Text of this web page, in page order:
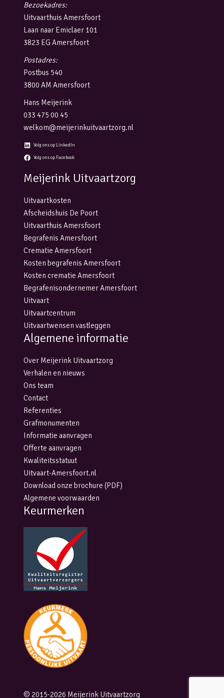
Bezoekadres:
Uitvaarthuis Amersfoort
Laan naar Emiclaer 101
3823 EG Amersfoort
Postadres:
Postbus 540
3800 AM Amersfoort
Hans Meijerink
033 475 00 45
welkom@meijerinkuitvaartzorg.nl
Volg ons op LinkedIn
Volg ons op Facebook
Meijerink Uitvaartzorg
Uitvaartkosten
Afscheidshuis De Poort
Uitvaarthuis Amersfoort
Begrafenis Amersfoort
Crematie Amersfoort
Kosten begrafenis Amersfoort
Kosten crematie Amersfoort
Begrafenisondernemer Amersfoort
Uitvaart
Uitvaartcentrum
Uitvaartwensen vastleggen
Algemene informatie
Over Meijerink Uitvaartzorg
Verhalen en nieuws
Ons team
Contact
Referenties
Grafmonumenten
Informatie aanvragen
Offerte aanvragen
Kwaliteitsstatuut
Uitvaart-Amersfoort.nl
Download onze brochure (PDF)
Algemene voorwaarden
Keurmerken
© 2015-2026 Meijerink Uitvaartzorg